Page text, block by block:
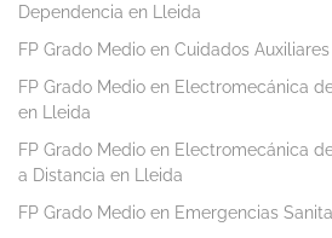
Dependencia en Lleida
FP Grado Medio en Cuidados
FP Grado Medio en Electromecánica
en Lleida
FP Grado Medio en Electromecánica
a Distancia en Lleida
FP Grado Medio en Emergencias